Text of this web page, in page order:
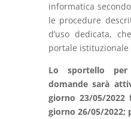
informatica
le procedure
d’uso dedicata,
portale istituzionale
Lo sportello per
domande sarà
giorno 23/05/
giorno 26/05/2022;